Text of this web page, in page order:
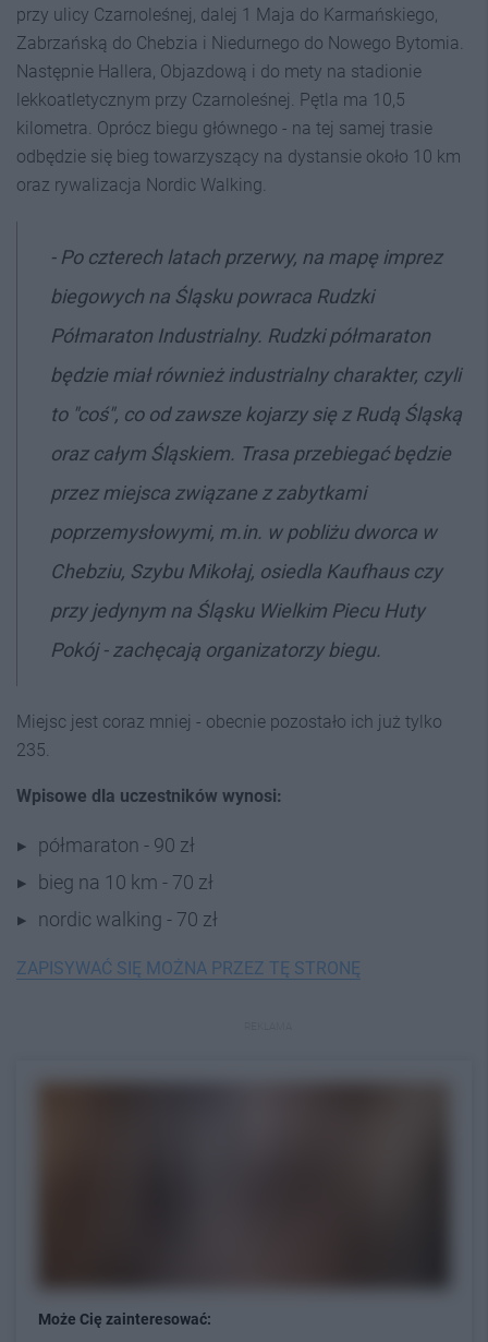
przy ulicy Czarnoleśnej, dalej 1 Maja do Karmańskiego,
Zabrzańską do Chebzia i Niedurnego do Nowego Bytomia.
Następnie Hallera, Objazdową i do mety na stadionie
lekkoatletycznym przy Czarnoleśnej. Pętla ma 10,5
kilometra. Oprócz biegu głównego - na tej samej trasie
odbędzie się bieg towarzyszący na dystansie około 10 km
oraz rywalizacja Nordic Walking.
- Po czterech latach przerwy, na mapę imprez
biegowych na Śląsku powraca Rudzki
Półmaraton Industrialny. Rudzki półmaraton
będzie miał również industrialny charakter, czyli
to "coś", co od zawsze kojarzy się z Rudą Śląską
oraz całym Śląskiem. Trasa przebiegać będzie
przez miejsca związane z zabytkami
poprzemysłowymi, m.in. w pobliżu dworca w
Chebziu, Szybu Mikołaj, osiedla Kaufhaus czy
przy jedynym na Śląsku Wielkim Piecu Huty
Pokój - zachęcają organizatorzy biegu.
Miejsc jest coraz mniej - obecnie pozostało ich już tylko
235.
Wpisowe dla uczestników wynosi:
półmaraton - 90 zł
bieg na 10 km - 70 zł
nordic walking - 70 zł
ZAPISYWAĆ SIĘ MOŻNA PRZEZ TĘ STRONĘ
Może Cię zainteresować: